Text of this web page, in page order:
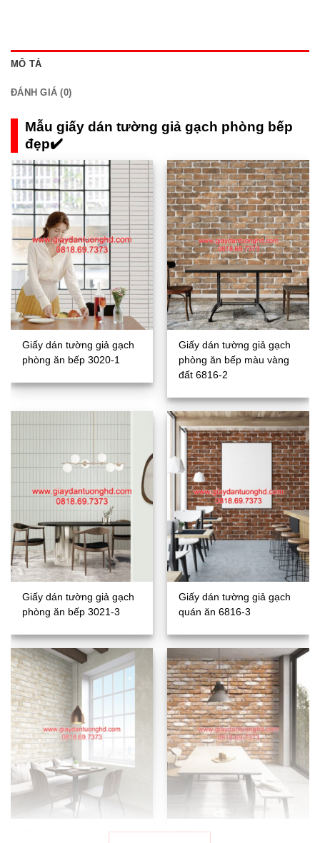
MÔ TẢ
ĐÁNH GIÁ (0)
Mẫu giấy dán tường giả gạch phòng bếp
đẹp✔️
Giấy dán tường giả gạch
phòng ăn bếp 3020-1
Giấy dán tường giả gạch
phòng ăn bếp màu vàng
đất 6816-2
Giấy dán tường giả gạch
phòng ăn bếp 3021-3
Giấy dán tường giả gạch
quán ăn 6816-3
Giấy dán tường phòng
Giấy dán tường giả gạch